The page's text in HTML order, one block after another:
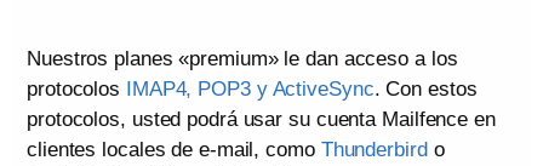
Nuestros planes «premium» le dan acceso a los
protocolos IMAP4, POP3 y ActiveSync. Con estos
protocolos, usted podrá usar su cuenta Mailfence en
clientes locales de e-mail, como Thunderbirdo